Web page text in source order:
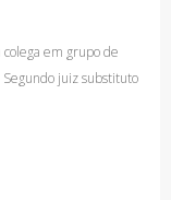
em grupo de
juiz substituto